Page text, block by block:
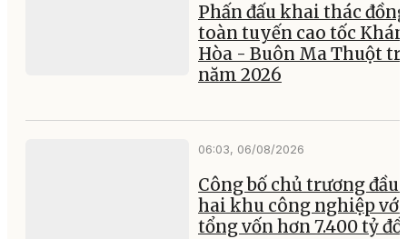
Phấn đấu khai thác
toàn tuyến cao tốc
Hòa - Buôn Ma Thuột
năm 2026
06:03, 06/08/2026
Công bố chủ trương đầu
hai khu công nghiệp với
tổng vốn hơn 7.400 tỷ